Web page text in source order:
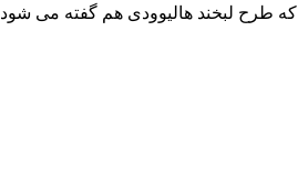
که طرح لبخند هالیوودی هم گفته می شود